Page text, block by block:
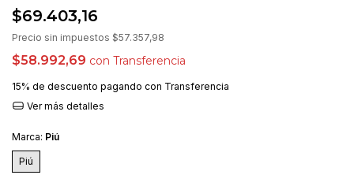
$69.403,16
Precio sin impuestos $57.357,98
$58.992,69 con Transferencia
15% de descuento pagando con Transferencia
Ver más detalles
Marca: Piú
Piú